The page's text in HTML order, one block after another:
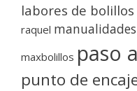
labores de bolillos
raquel
maxbolillos paso
punto de